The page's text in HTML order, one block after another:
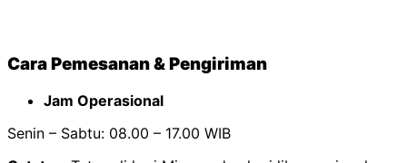
Cara Pemesanan & Pengiriman
Jam Operasional
Senin – Sabtu: 08.00 – 17.00 WIB